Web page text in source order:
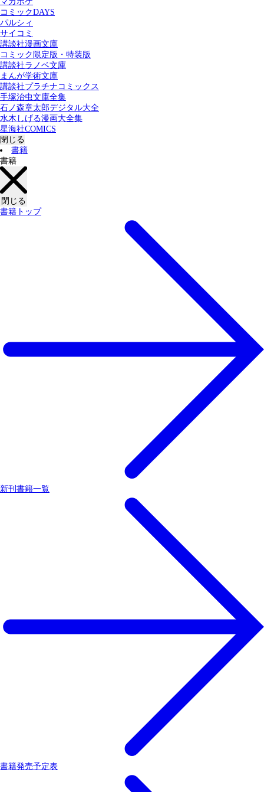
コミックDAYS
パルシィ
サイコミ
講談社漫画文庫
コミック限定版・特装版
講談社ラノベ文庫
まんが学術文庫
講談社プラチナコミックス
手塚治虫文庫全集
石ノ森章太郎デジタル大全
水木しげる漫画大全集
星海社COMICS
閉じる
書籍
書籍
閉じる
書籍トップ
新刊書籍一覧
書籍発売予定表
カテゴリー：
すべての記事